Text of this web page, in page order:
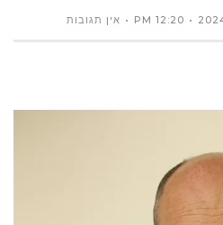
12:20 PM אין תגובות